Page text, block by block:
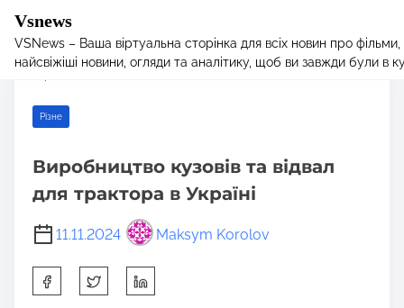
Vsnews
VSNews – Ваша віртуальна сторінка для всіх новин про
найсвіжіші новини, огляди та аналітику, щоб ви завжди були в
Home/Різне/ Виробництво кузовів та відвал для трактора в
Різне
Виробництво кузовів та відвал
для трактора в Україні
11.11.2024 Maksym Korolov
h